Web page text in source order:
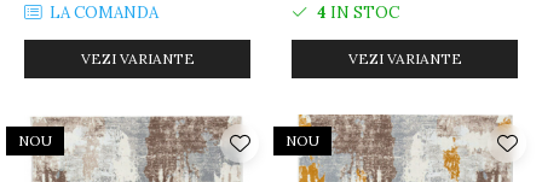
LA COMANDA
VEZI VARIANTE
4 IN STOC
VEZI VARIANTE
NOU NOU